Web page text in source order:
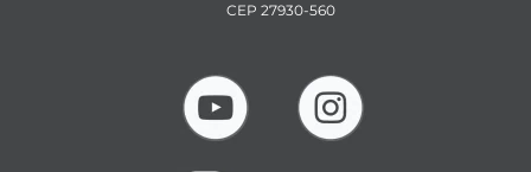
CEP 27930-560